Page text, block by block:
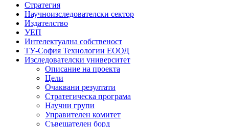
Стратегия
Научноизследователски сектор
Издателство
УЕП
Интелектуална собственост
ТУ-София Технологии ЕООД
Изследователски университет
Описание на проекта
Цели
Очаквани резултати
Стратегическа програма
Научни групи
Управителен комитет
Съвещателен борд